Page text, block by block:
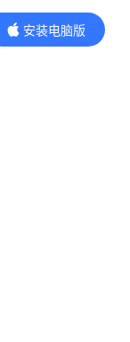
安装电脑版
内容更精彩